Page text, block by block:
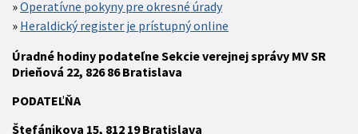
Operatívne pokyny pre okresné úrady
Heraldický register je prístupný online
Úradné hodiny podateľne Sekcie verejnej správy MV SR
Drieňová 22, 826 86 Bratislava
PODATEĽŇA
Štefánikova 15, 812 19Bratislava